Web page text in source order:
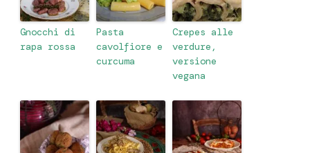
Gnocchi di
rapa rossa
Pasta
cavolfiore e
curcuma
Crepes alle
verdure,
versione
vegana